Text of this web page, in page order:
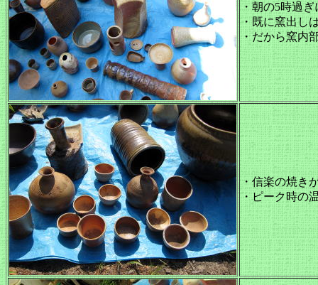
・朝の5時過
・既に窯出し
・だから窯内
・信楽の焼き
・ピーク時の